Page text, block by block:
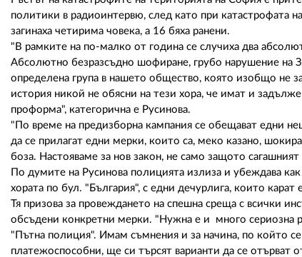
политики в радиоинтервю, след като при катастрофата
загинаха четирима човека, а 16 бяха ранени.
"В рамките на по-малко от година се случиха два
Абсолютно безразсъдно шофиране, грубо нарушение на
определена група в нашето общество, която изобщо не
история никой не обясни на тези хора, че имат и
проформа", категорична е Русинова.
"По време на предизборна кампания се обещават едни
да се прилагат едни мерки, които са, меко казано,
боза. Настояваме за нов закон, не само защото
По думите на Русинова полицията излиза и убеждава
хората по бул. "България", с едни дечурлига, които
Тя призова за провеждането на спешна среща с всички
обсъдени конкретни мерки. "Нужна е и много сериозна
"Пътна полиция". Имам съмнения и за начина, по който
платежоспособни, ще си търсят варианти да се отърват